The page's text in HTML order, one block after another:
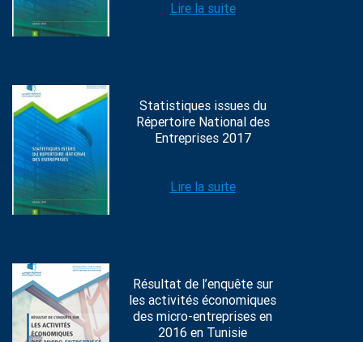
Lire la suite
Statistiques issues du
Répertoire National des
Entreprises 2017
Lire la suite
Résultat de l’enquête sur
les activités économiques
des micro-entreprises en
2016 en Tunisie